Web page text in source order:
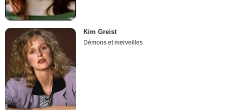
Kim Greist
Démons et merveilles